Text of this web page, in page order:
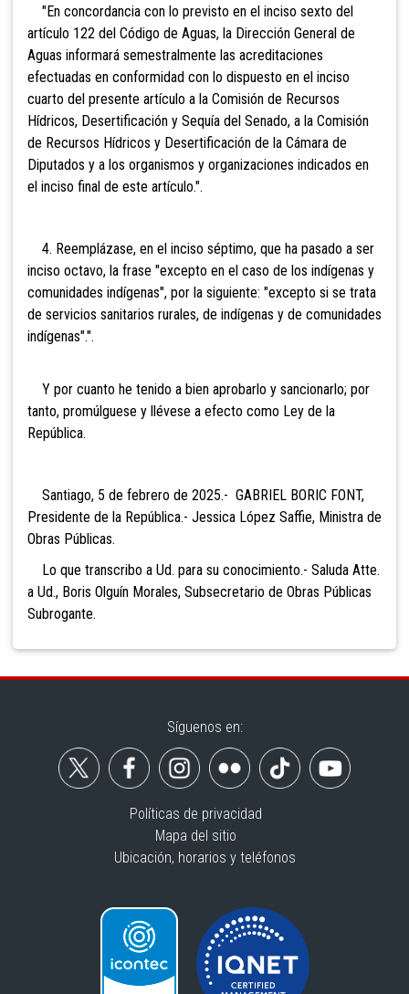
"En concordancia con lo previsto en el inciso sexto del
artículo 122 del Código de Aguas, la Dirección General de
Aguas informará semestralmente las acreditaciones
efectuadas en conformidad con lo dispuesto en el inciso
cuarto del presente artículo a la Comisión de Recursos
Hídricos, Desertificación y Sequía del Senado, a la Comisión
de Recursos Hídricos y Desertificación de la Cámara de
Diputados y a los organismos y organizaciones indicados en
el inciso final de este artículo.".
4. Reemplázase, en el inciso séptimo, que ha pasado a ser
inciso octavo, la frase "excepto en el caso de los indígenas y
comunidades indígenas", por la siguiente: "excepto si se trata
de servicios sanitarios rurales, de indígenas y de comunidades
indígenas".".
Y por cuanto he tenido a bien aprobarlo y sancionarlo; por
tanto, promúlguese y llévese a efecto como Ley de la
República.
Santiago, 5 de febrero de 2025.- GABRIEL BORIC FONT,
Presidente de la República.- Jessica López Saffie, Ministra de
Obras Públicas.
Lo que transcribo a Ud. para su conocimiento.- Saluda Atte.
a Ud., Boris Olguín Morales, Subsecretario de Obras Públicas
Subrogante.
Síguenos en:
Políticas de privacidad
Mapa del sitio
Ubicación, horarios y teléfonos